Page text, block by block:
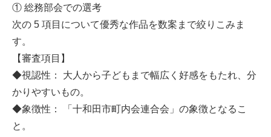
① 総務部会での選考
次の 5 項目について優秀な作品を数案まで絞りこみま
す。
【審査項目】
◆視認性： 大人から子どもまで幅広く好感をもたれ、分
かりやすいもの。
◆象徴性： 「十和田市町内会連合会」の象徴となるこ
と。